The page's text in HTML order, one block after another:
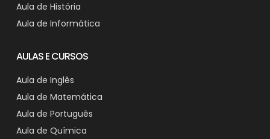
Aula de História
Aula de Informática
AULAS E CURSOS
Aula de Inglês
Aula de Matemática
Aula de Português
Aula de Química